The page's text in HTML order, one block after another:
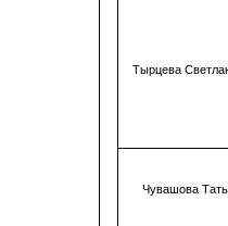
Тырцева
Чувашова